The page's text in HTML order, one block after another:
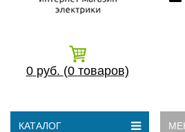
0 руб. (0 товаров)
КАТАЛОГ